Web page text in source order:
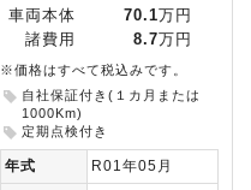
車両本体 70.1 万円
諸費用
8.7 万円
※価格はすべて税込みです。
自社保証付き(１カ月または
1000Km)
定期点検付き
年式
R01年05月